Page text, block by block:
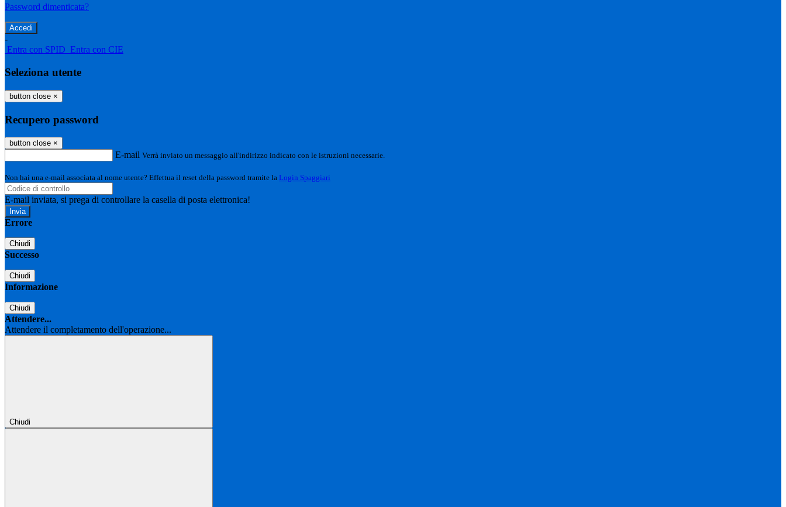
Password dimenticata?
-
Entra con SPID Entra con CIE
Seleziona utente
button close ×
Recupero password
button close ×
E-mail Verrà inviato un messaggio all'indirizzo indicato con le istruzioni necessarie.
Non hai una e-mail associata al nome utente? Effettua il reset della password tramite la Login Spaggiari
E-mail inviata, si prega di controllare la casella di posta elettronica!
Errore
Chiudi
Successo
Chiudi
Informazione
Chiudi
Attendere...
Attendere il completamento dell'operazione...
Chiudi